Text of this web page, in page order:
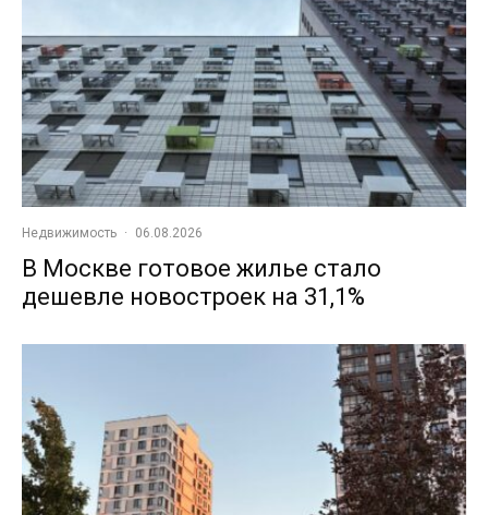
Недвижимость · 06.08.2026
В Москве готовое жилье стало
дешевле новостроек на 31,1%